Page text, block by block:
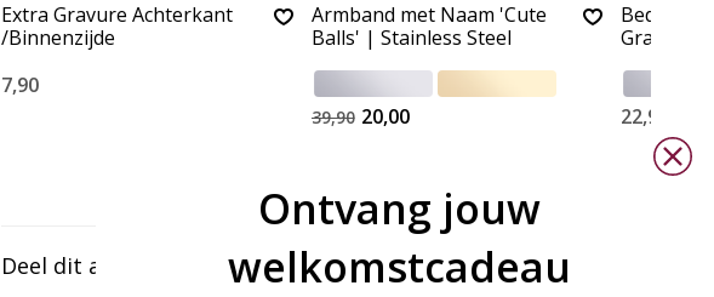
Extra Gravure Achterkant
/Binnenzijde
7,90
Armband met Naam 'Cute
Balls' | Stainless Steel
39,90 20,00
Gravure |
22,90
Deel dit artikel
Ontvang jouw
welkomstcadeau